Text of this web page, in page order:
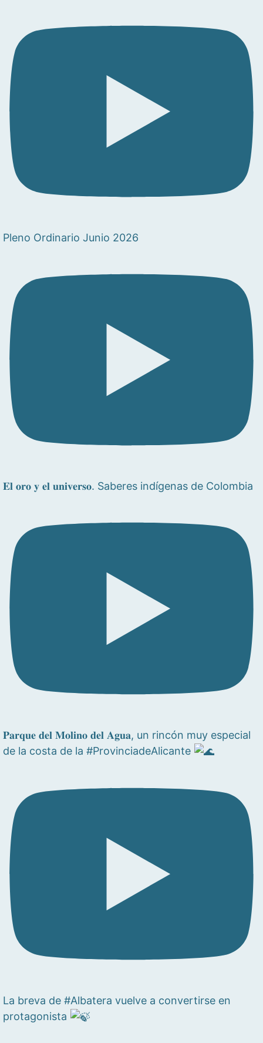
Pleno Ordinario Junio 2026
𝐄𝐥 𝐨𝐫𝐨 𝐲 𝐞𝐥 𝐮𝐧𝐢𝐯𝐞𝐫𝐬𝐨. Saberes indígenas de Colombia
𝐏𝐚𝐫𝐪𝐮𝐞 𝐝𝐞𝐥 𝐌𝐨𝐥𝐢𝐧𝐨 𝐝𝐞𝐥 𝐀𝐠𝐮𝐚, un rincón muy especial
de la costa de la #ProvinciadeAlicante
La breva de #Albatera vuelve a convertirse en
protagonista